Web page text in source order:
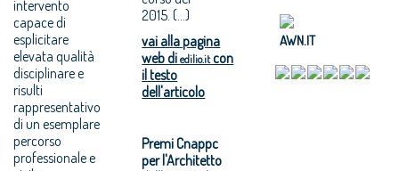
intervento
capace di
esplicitare
elevata qualità
disciplinare e
risulti
rappresentativo
di un esemplare
percorso
professionale e
2015. (...)
vai alla pagina
web diedilio.itcon
il testo
dell'articolo
Premi Cnappc
per l'Architetto
AWN.IT